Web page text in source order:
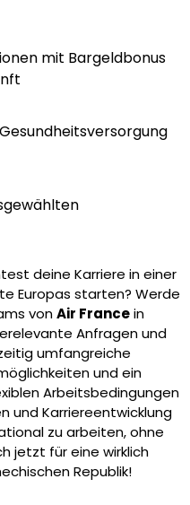
mit Bargeldbonus
deine Karriere in einer
Europas starten? Werde
vonAir Francein
Anfragen und
umfangreiche
und ein
Arbeitsbedingungen
und Karriereentwicklung
zu arbeiten, ohne
jetzt für eine wirklich
Republik!